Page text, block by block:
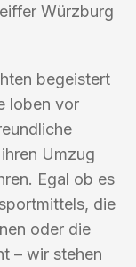
Würzburg
begeistert
loben vor
Umzug
Egal ob es
die
oder die
– wir stehen